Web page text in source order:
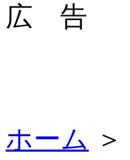
広 告
ホーム ＞